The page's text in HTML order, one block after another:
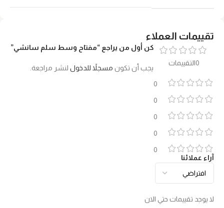
تقييمات العملاء
0التقييمات
0
0
0
0
0
آراء عملائنا
لا يوجد تقييمات حتي الان
كن أول من يراجع “مفتاح وسط سلم سانشي”
يجب أن تكون مسجلاً للدخول لنشر مراجعة.